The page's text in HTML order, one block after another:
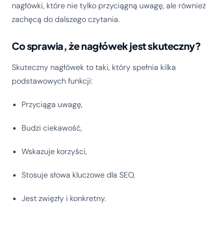
nagłówki, które nie tylko przyciągną uwagę, ale również
zachęcą do dalszego czytania.
Co sprawia, że nagłówek jest skuteczny?
Skuteczny nagłówek to taki, który spełnia kilka
podstawowych funkcji:
Przyciąga uwagę,
Budzi ciekawość,
Wskazuje korzyści,
Stosuje słowa kluczowe dla SEO,
Jest zwięzły i konkretny.